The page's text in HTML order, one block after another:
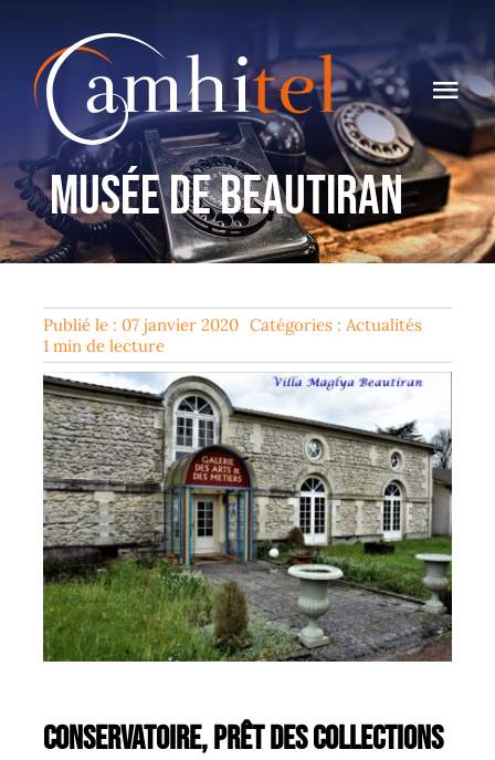
contenu
à
Accueil
Nous Connaître
Histoire Des Télécoms
Actualités
Contact
Musée de Beautiran
Publié le : 07 janvier 2020 Catégories : Actualités
1 min de lecture
CONSERVATOIRE, Prêt des Collections